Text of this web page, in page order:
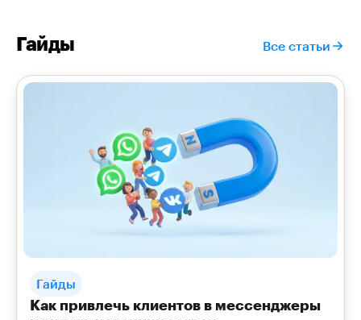
Гайды Все статьи
Гайды
Как привлечь клиентов в мессенджеры